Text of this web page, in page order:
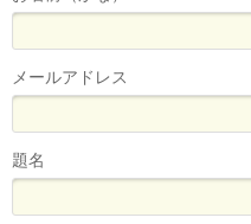
メールアドレス
題名